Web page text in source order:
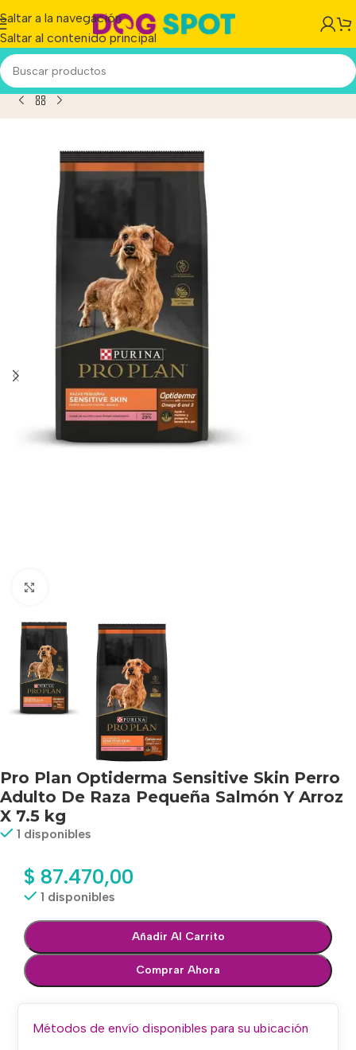
Saltar a la navegación
Saltar al contenido principal
Perro Adulto De Raza Pequeña Salmón Y Arroz X 7.5 kg
Pro Plan Optiderma Sensitive Skin Perro
Adulto De Raza Pequeña Salmón Y Arroz
X 7.5 kg
1 disponibles
$ 87.470,00
1 disponibles
Añadir Al Carrito
Comprar Ahora
Métodos de envío disponibles para su ubicación